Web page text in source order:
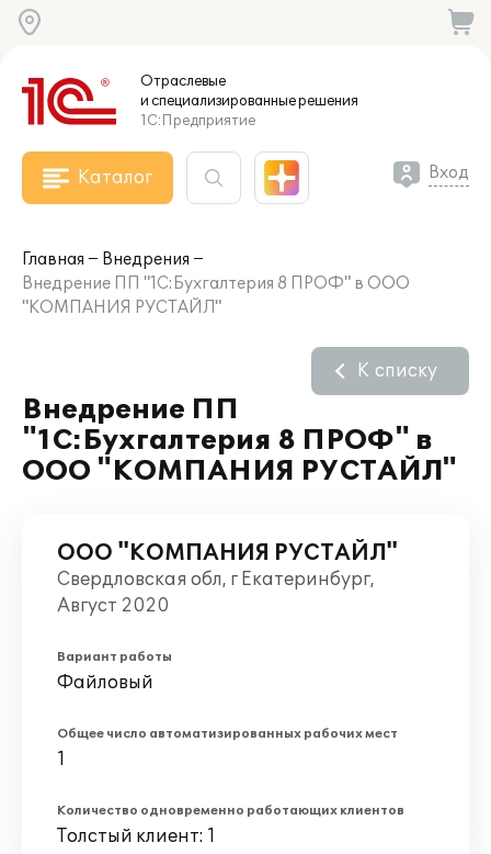
Отраслевые
и специализированныерешения
1С:Предприятие
Каталог Вход
Главная
Внедрения
Внедрение ПП "1С:Бухгалтерия 8 ПРОФ" в ООО
"КОМПАНИЯ РУСТАЙЛ"
Внедрение ПП
"1С:Бухгалтерия 8 ПРОФ" в
ООО "КОМПАНИЯ РУСТАЙЛ"
К списку
ООО "КОМПАНИЯ РУСТАЙЛ"
Свердловская обл, г Екатеринбург,
Август 2020
Вариант работы
Файловый
Общее число автоматизированных рабочих мест
1
Количество одновременно работающих клиентов
Толстый клиент: 1